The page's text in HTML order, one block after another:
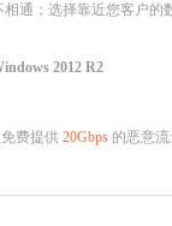
通；选择靠近您客户的
2012 R2
费提供 20Gbps 的恶意